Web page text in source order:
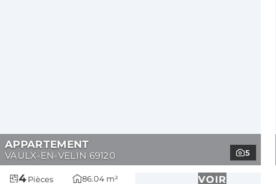
5
APPARTEMENT
VAULX-EN-VELIN 69120
4Pièces
86.04 m²
VOIR